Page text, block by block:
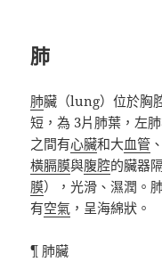
肺
肺臟（lung）位於胸
短，為 3片肺葉，左
之間有心臟和大血管
橫膈膜與腹腔的臟器
膜），光滑、濕潤。
有空氣 ，呈海綿狀。
¶ 肺臟